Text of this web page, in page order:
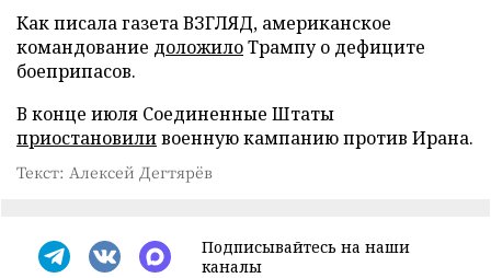
Как писала газета ВЗГЛЯД, американское
командование доложилоТрампу о дефиците
боеприпасов.
В конце июля Соединенные Штаты
приостановиливоенную кампанию против Ирана.
Текст: Алексей Дегтярёв
Подписывайтесь на наши
каналы